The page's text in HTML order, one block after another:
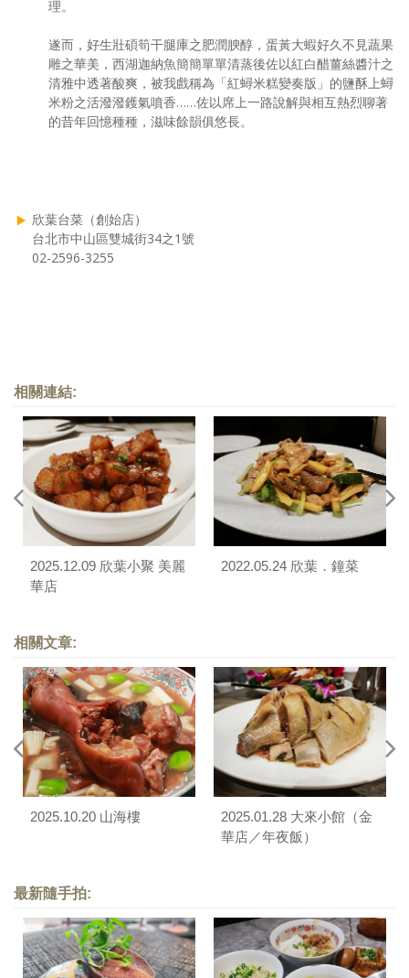
理。
遂而，好生壯碩筍干腿庫之肥潤腴醇，蛋黃大蝦好久不見蔬果
雕之華美，西湖迦納魚簡簡單單清蒸後佐以紅白醋薑絲醬汁之
清雅中透著酸爽，被我戲稱為「紅蟳米糕變奏版」的鹽酥上蟳
米粉之活潑潑鑊氣噴香……佐以席上一路說解與相互熱烈聊著
的昔年回憶種種，滋味餘韻俱悠長。
欣葉台菜（創始店）
台北市中山區雙城街34之1號
02-2596-3255
相關連結:
2025.12.09 欣葉小聚 美麗
華店
2022.05.24 欣葉．鐘菜
相關文章:
2025.10.20 山海樓
2025.01.28 大來小館（金
華店／年夜飯）
最新隨手拍: